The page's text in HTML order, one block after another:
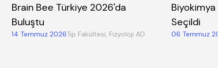
Brain Bee Türkiye 2026'da
Buluştu
14 Temmuz 2026Tıp Fakültesi, Fizyoloji AD
Biyokimya
Seçildi
06 Temmuz